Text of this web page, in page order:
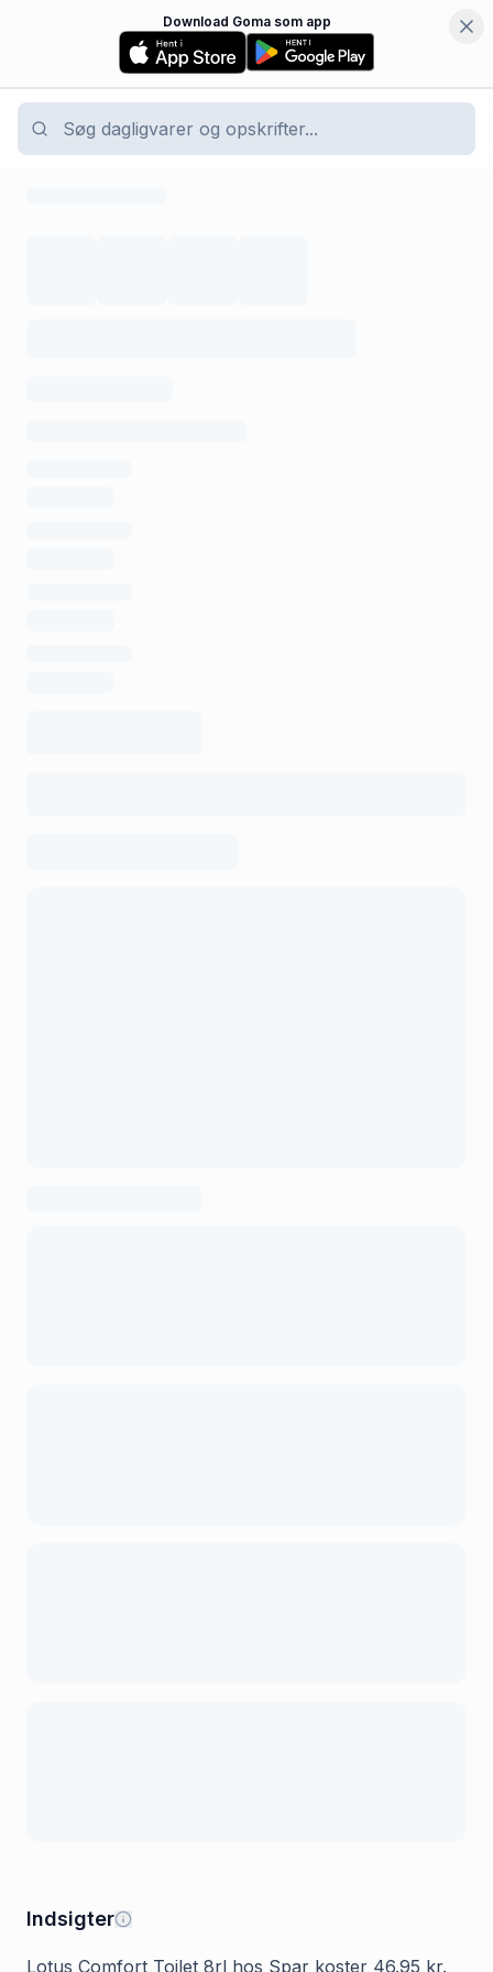
Download Goma som app
Indsigter
Lotus Comfort Toilet 8rl hos Spar koster 46.95 kr.